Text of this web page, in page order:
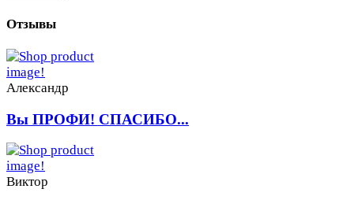
Отзывы
Александр
Вы ПРОФИ! СПАСИБО...
Виктор